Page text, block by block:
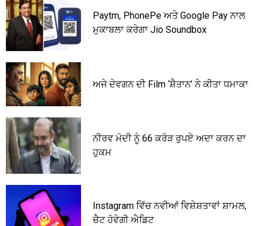
Paytm, PhonePe ਅਤੇ Google Pay ਨਾਲ
ਮੁਕਾਬਲਾ ਕਰੇਗਾ Jio Soundbox
ਅਜੇ ਦੇਵਗਨ ਦੀ Film ‘ਸ਼ੈਤਾਨ’ ਨੇ ਕੀਤਾ ਧਮਾਕਾ
ਨੀਰਵ ਮੋਦੀ ਨੂੰ 66 ਕਰੋੜ ਰੁਪਏ ਅਦਾ ਕਰਨ ਦਾ
ਹੁਕਮ
Instagram ਵਿੱਚ ਨਵੀਆਂ ਵਿਸ਼ੇਸ਼ਤਾਵਾਂ ਸ਼ਾਮਲ,
ਚੈਟ ਹੋਵੇਗੀ ਐਡਿਟ